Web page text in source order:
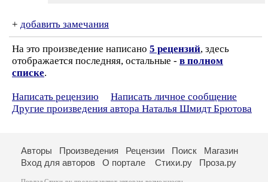
+ добавить замечания
На это произведение написано 5 рецензий, здесь
отображается последняя, остальные - в полном
списке.
Написать рецензию
Написать личное сообщение
Другие произведения автора Наталья Шмидт Брютова
Авторы Произведения Рецензии Поиск
Магазин
Вход для авторов
О портале Стихи.ру Проза.ру